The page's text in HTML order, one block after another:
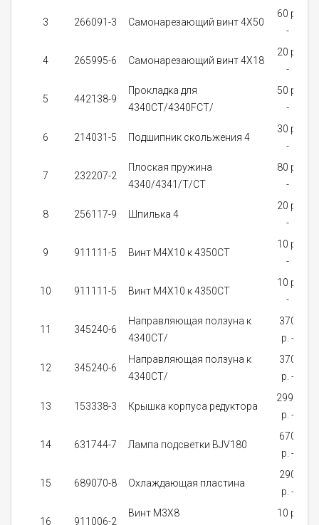
3 266091-3 Самонарезающий винт 4X50
60 p.
-
4 265995-6 Самонарезающий винт 4X18
20 p.
-
5 442138-9
Прокладка для
4340CT/4340FCT/
50 p.
-
6 214031-5 Подшипник скольжения 4
30 p.
-
7 232207-2
Плоская пружина
4340/4341/T/CT
80 p.
-
8 256117-9 Шпилька 4
20 p.
-
9 911111-5 Винт M4X10 к 4350CT
10 p.
-
10 911111-5 Винт M4X10 к 4350CT
10 p.
-
11 345240-6
Направляющая ползуна к
4340CT/
370
p. -
12 345240-6
Направляющая ползуна к
4340CT/
370
p. -
13 153338-3 Крышка корпуса редуктора
2990
p. -
14 631744-7 Лампа подсветки BJV180
670
p. -
15 689070-8 Охлаждающая пластина
290
p. -
16 911006-2
Винт M3X8
10 p.